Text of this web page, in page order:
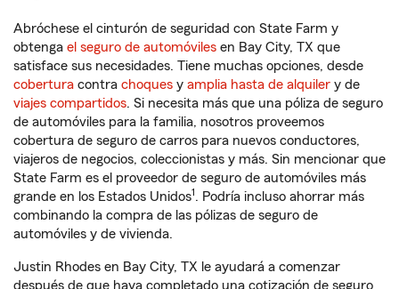
Abróchese el cinturón de seguridad con State Farm y
obtenga el seguro de automóviles en Bay City, TX que
satisface sus necesidades. Tiene muchas opciones, desde
cobertura contra choques y amplia hasta de alquiler y de
viajes compartidos. Si necesita más que una póliza de seguro
de automóviles para la familia, nosotros proveemos
cobertura de seguro de carros para nuevos conductores,
viajeros de negocios, coleccionistas y más. Sin mencionar que
State Farm es el proveedor de seguro de automóviles más
grande en los Estados Unidos1 . Podría incluso ahorrar más
combinando la compra de las pólizas de seguro de
automóviles y de vivienda.
Justin Rhodes en Bay City, TX le ayudará a comenzar
después de que haya completado una cotización de seguro